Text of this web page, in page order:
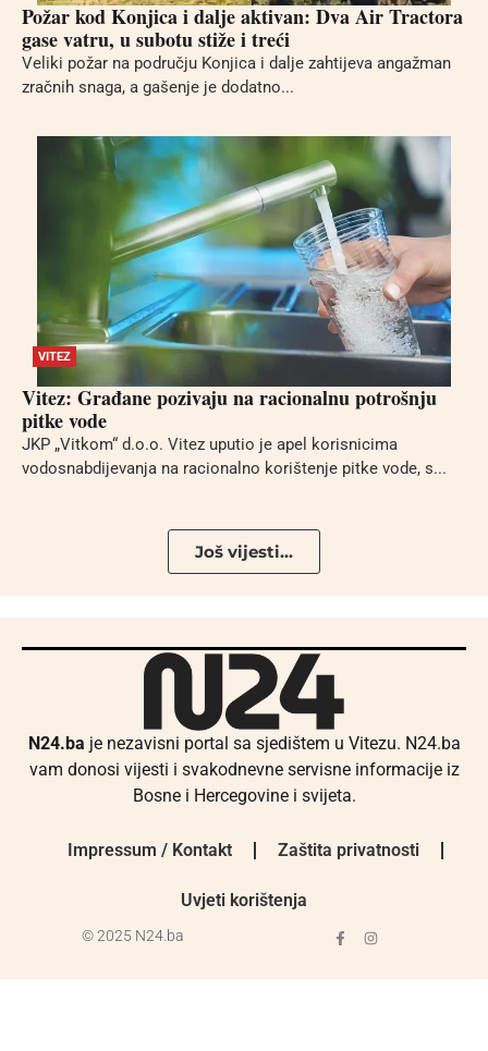
Požar kod Konjica i dalje aktivan: Dva Air Tractora
gase vatru, u subotu stiže i treći
Veliki požar na području Konjica i dalje zahtijeva angažman
zračnih snaga, a gašenje je dodatno...
VITEZ
Vitez: Građane pozivaju na racionalnu potrošnju
pitke vode
JKP „Vitkom“ d.o.o. Vitez uputio je apel korisnicima
vodosnabdijevanja na racionalno korištenje pitke vode, s...
Još vijesti...
N24.ba je nezavisni portal sa sjedištem u Vitezu. N24.ba
vam donosi vijesti i svakodnevne servisne informacije iz
Bosne i Hercegovine i svijeta.
Impressum / Kontakt Zaštita privatnosti
Uvjeti korištenja
© 2025 N24.ba